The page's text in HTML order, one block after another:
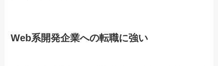
Web系開発企業への転職に強い